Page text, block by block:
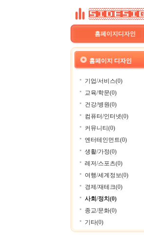
홈페이지디자인
홈페이지 디자인
기업/서비스(0)
교육/학문(0)
건강/병원(0)
컴퓨터/인터넷(0)
커뮤니티(0)
엔터테인먼트(0)
생활/가정(0)
레저/스포츠(0)
여행/세계정보(0)
경제/재테크(0)
사회/정치(0)
종교/문화(0)
기타(0)